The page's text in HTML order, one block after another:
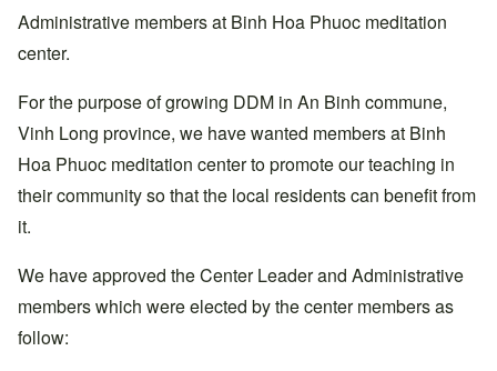
Administrative members at Binh Hoa Phuoc meditation
center.
For the purpose of growing DDM in An Binh commune,
Vinh Long province, we have wanted members at Binh
Hoa Phuoc meditation center to promote our teaching in
their community so that the local residents can benefit from
it.
We have approved the Center Leader and Administrative
members which were elected by the center members as
follow: